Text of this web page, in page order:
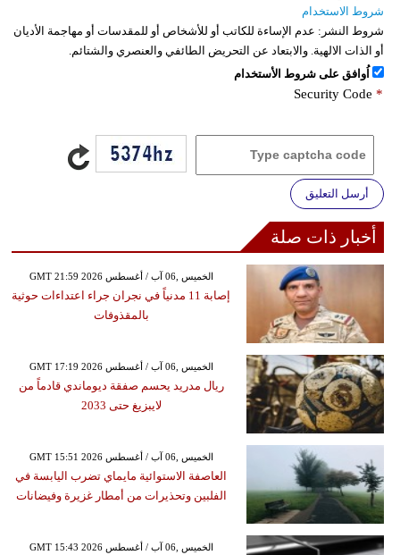
شروط الاستخدام
شروط النشر: عدم الإساءة للكاتب أو للأشخاص أو للمقدسات أو مهاجمة الأديان
أو الذات الالهية. والابتعاد عن التحريض الطائفي والعنصري والشتائم.
اُوافق على شروط الأستخدام
Security Code *
أرسل التعليق
أخبار ذات صلة
GMT 21:59 2026 الخميس ,06 آب / أغسطس
إصابة 11 مدنياً في نجران جراء اعتداءات حوثية
بالمقذوفات
GMT 17:19 2026 الخميس ,06 آب / أغسطس
ريال مدريد يحسم صفقة ديوماندي قادماً من
لايبزيغ حتى 2033
GMT 15:51 2026 الخميس ,06 آب / أغسطس
العاصفة الاستوائية مايماي تضرب اليابسة في
الفلبين وتحذيرات من أمطار غزيرة وفيضانات
GMT 15:43 2026 الخميس ,06 آب / أغسطس